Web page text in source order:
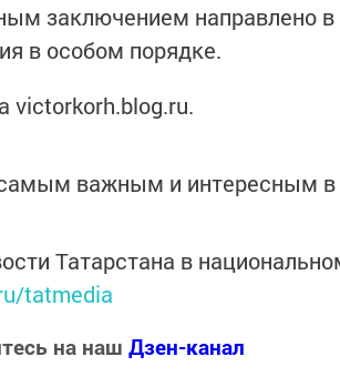
заключением направлено
в особом порядке.
victorkorh.blog.ru.
важным и интересным в
Татарстана в
tatmedia
на наш Дзен-канал